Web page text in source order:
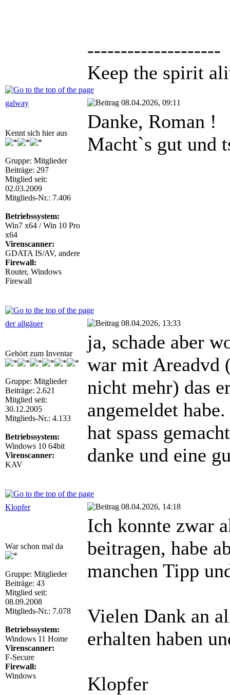
--------------------
Keep the spirit
galway 08.04.2026, 09:11
Kennt sich hier aus
Gruppe: Mitglieder
Beiträge: 297
Mitglied seit:
02.03.2009
Mitglieds-Nr.: 7.406
Betriebssystem:
Win7 x64 / Win 10 Pro
x64
Virenscanner:
GDATA IS/AV, andere
Firewall:
Router, Windows
Firewall
Danke, Roman !
Macht`s gut und
der allgäuer 08.04.2026, 13:33
Gehört zum Inventar
Gruppe: Mitglieder
Beiträge: 2.621
Mitglied seit:
30.12.2005
Mitglieds-Nr.: 4.133
Betriebssystem:
Windows 10 64bit
Virenscanner:
KAV
ja, schade aber
war mit Areadvd
nicht mehr) das
angemeldet habe.
hat spass
danke und eine
Klopfer 08.04.2026, 14:18
War schon mal da
Gruppe: Mitglieder
Beiträge: 43
Mitglied seit:
08.09.2008
Mitglieds-Nr.: 7.078
Betriebssystem:
Windows 11 Home
Virenscanner:
F-Secure
Firewall:
Windows
Ich konnte zwar
beitragen, habe
manchen Tipp
Vielen Dank an
erhalten haben
Klopfer